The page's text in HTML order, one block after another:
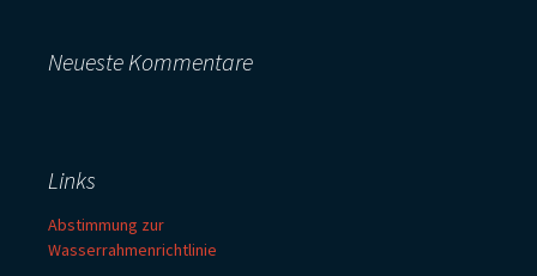
Neueste Kommentare
Links
Abstimmung zur
Wasserrahmenrichtlinie